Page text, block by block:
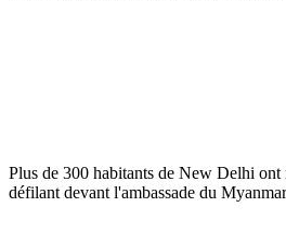
Plus de 300 habitants de New Delhi
défilant devant l'ambassade du Myanmar